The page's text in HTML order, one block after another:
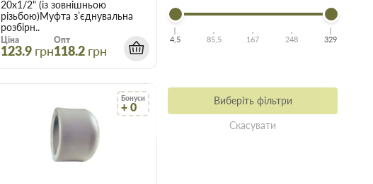
20х1/2" (із зовнішньою
різьбою)Муфта з’єднувальна
розбірн..
Ціна
123.9 грн
Опт
118.2 грн
Бонуси
+ 0
4,5 85,5 167 248 329
Скасувати
Виберіть фільтри